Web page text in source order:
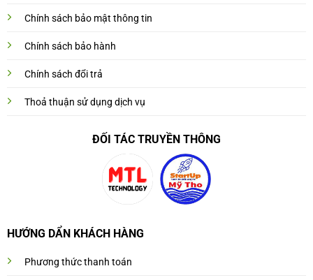
Chính sách bảo mật thông tin
Chính sách bảo hành
Chính sách đổi trả
Thoả thuận sử dụng dịch vụ
ĐỐI TÁC TRUYỀN THÔNG
HƯỚNG DẨN KHÁCH HÀNG
Phương thức thanh toán